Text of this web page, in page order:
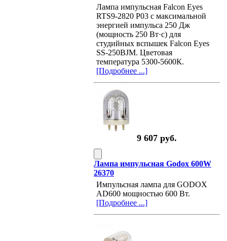
Лампа импульсная Falcon Eyes
RTS9-2820 P03 с максимальной
энергией импульса 250 Дж
(мощность 250 Вт·с) для
студийных вспышек Falcon Eyes
SS-250BJM. Цветовая
температура 5300-5600К.
[Подробнее ...]
9 607 руб.
Лампа импульсная Godox 600W
26370
Импульсная лампа для GODOX
AD600 мощностью 600 Вт.
[Подробнее ...]